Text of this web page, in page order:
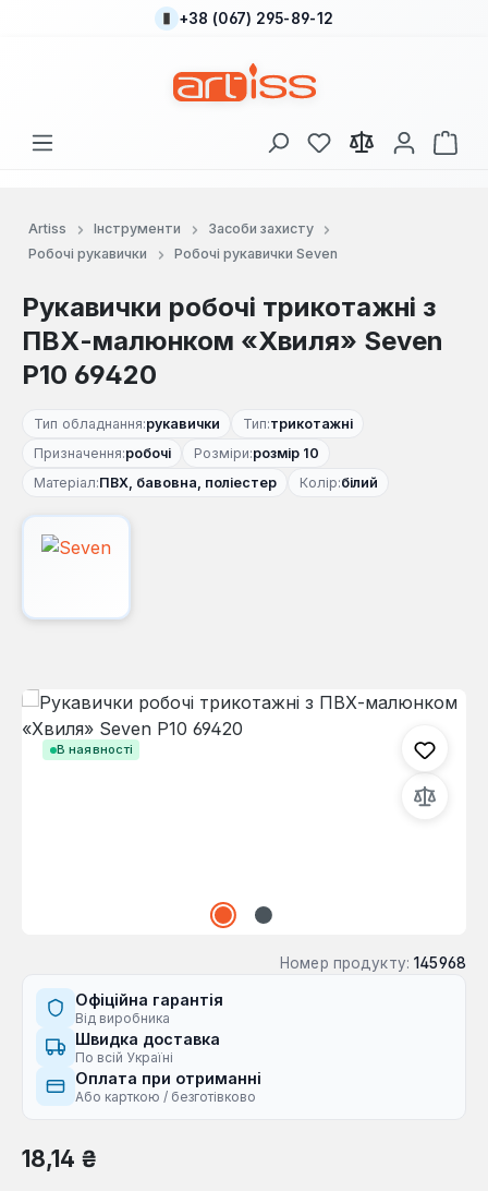
Перейти до основного вмісту
+38 (067) 295-89-12
У вас є 0 у списку
Artiss Інструменти
Засоби захисту
Робочі рукавички
Робочі рукавички Seven
Рукавички робочі трикотажні з
ПВХ-малюнком «Хвиля» Seven
Р10 69420
Тип обладнання:рукавички Тип:трикотажні
Призначення:робочі Розміри:розмір 10
Матеріал:ПВХ, бавовна, поліестер Колір:білий
В наявності
Пропустити галерею зображень
Номер продукту: 145968
Офіційна гарантія
Від виробника
Швидка доставка
По всій Україні
Оплата при отриманні
Або карткою / безготівково
Звичайна ціна:
18,14 ₴